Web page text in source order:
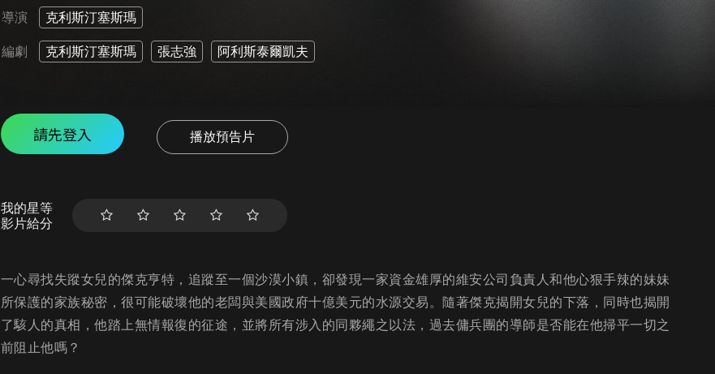
導演 克利斯汀塞斯瑪
編劇 克利斯汀塞斯瑪 張志強 阿利斯泰爾凱夫
請先登入 播放預告片
我的星等
影片給分
一心尋找失蹤女兒的傑克亨特，追蹤至一個沙漠小鎮，卻發現一家資金雄厚的維安公司負責人和他心狠手辣的妹妹
所保護的家族秘密，很可能破壞他的老闆與美國政府十億美元的水源交易。隨著傑克揭開女兒的下落，同時也揭開
了駭人的真相，他踏上無情報復的征途，並將所有涉入的同夥繩之以法，過去傭兵團的導師是否能在他掃平一切之
前阻止他嗎？